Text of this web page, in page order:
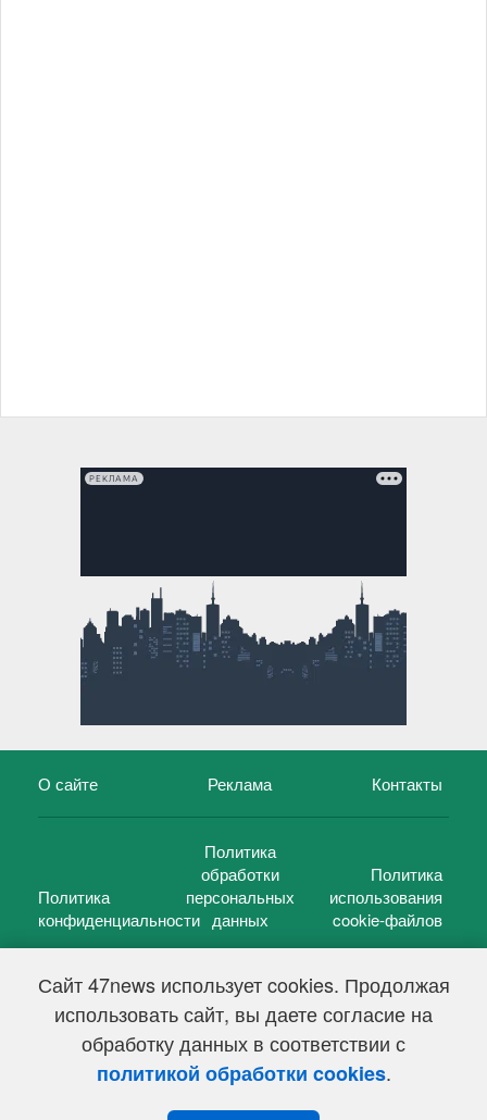
Сайт 47news использует cookies. Продолжая
использовать сайт, вы даете согласие на
обработку данных в соответствии с
политикой обработки cookies.
РЕКЛАМА
О сайте Реклама Контакты
Политика
конфиденциальности
Политика
обработки
персональных
данных
Политика
использования
cookie-файлов
47 новостей (47 news)2005 — 2026 г.
Свидетельство о регистрации СМИ Эл № ФС 77-39848, выдано
Федеральной службой по надзору в сфере связи,
информационных технологий и массовых коммуникаций